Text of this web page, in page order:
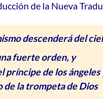
de la Nueva
descenderá del
fuerte orden, y
príncipe de los ángeles
de la trompeta de Dios